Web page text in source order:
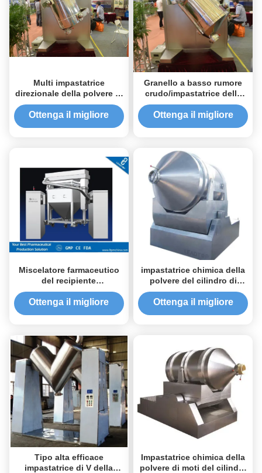
Multi impastatrice
direzionale della polvere di
moto con il sistema di
trasmissione
Ottenga il migliore
Granello a basso rumore
crudo/impastatrice della
polvere tridimensionale
Ottenga il migliore
Miscelatore farmaceutico
del recipiente
dell'impastatrice della
polvere
Ottenga il migliore
impastatrice chimica della
polvere del cilindro di
rotazione per i materiali
1.15-60kw del granello
Ottenga il migliore
Tipo alta efficace
impastatrice di V della
Impastatrice chimica della
polvere di moti del cilindro